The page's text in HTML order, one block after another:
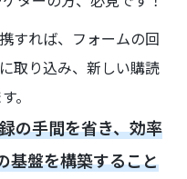
すれば、フォームの回
取り込み、新しい購読
。
の手間を省き、効率
基盤を構築すること